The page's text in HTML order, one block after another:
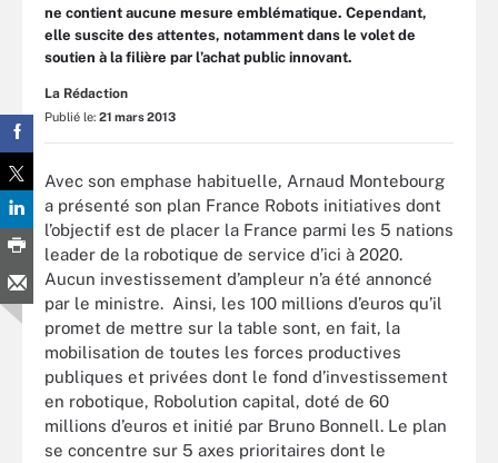
ne contient aucune mesure emblématique. Cependant,
elle suscite des attentes, notamment dans le volet de
soutien à la filière par l’achat public innovant.
La Rédaction
Publié le: 21 mars 2013
Avec son emphase habituelle, Arnaud Montebourg
a présenté son plan France Robots initiatives dont
l’objectif est de placer la France parmi les 5 nations
leader de la robotique de service d’ici à 2020.
Aucun investissement d’ampleur n’a été annoncé
par le ministre. Ainsi, les 100 millions d’euros qu’il
promet de mettre sur la table sont, en fait, la
mobilisation de toutes les forces productives
publiques et privées dont le fond d’investissement
en robotique, Robolution capital, doté de 60
millions d’euros et initié par Bruno Bonnell. Le plan
se concentre sur 5 axes prioritaires dont le